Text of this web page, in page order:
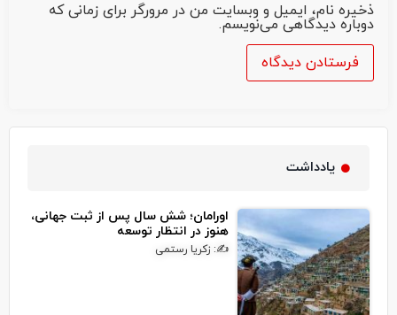
ذخیره نام، ایمیل و وبسایت من در مرورگر برای زمانی که
دوباره دیدگاهی می‌نویسم.
یادداشت
اورامان؛ شش سال پس از ثبت جهانی،
هنوز در انتظار توسعه
✍: زکریا رستمی